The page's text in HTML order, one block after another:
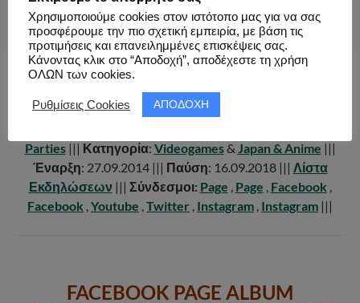
INSPOT
|||Ενεργός: Όχι |||Αριθμός Εκδηλώσεων
Parties||| Κατηγορία: Videogames& Japan & Anime |||
Έναρξη: 27.09.2014 ||| Παύση: 16.09.2018 ||| Λίστα
Εκδηλώσεων ||| Σύνδεσμοι: Page Page Facebook
Facebook Youtube Twitter Instagram Instagram |||
FACEBOOK PAGE ALBUM
Χρησιμοποιούμε cookies στον ιστότοπο μας για να σας
προσφέρουμε την πιο σχετική εμπειρία, με βάση τις
προτιμήσεις και επανειλημμένες επισκέψεις σας.
Κάνοντας κλικ στο “Αποδοχή”, αποδέχεστε τη χρήση
ΟΛΩΝ των cookies.
Ρυθμίσεις Cookies ΑΠΟΔΟΧΗ